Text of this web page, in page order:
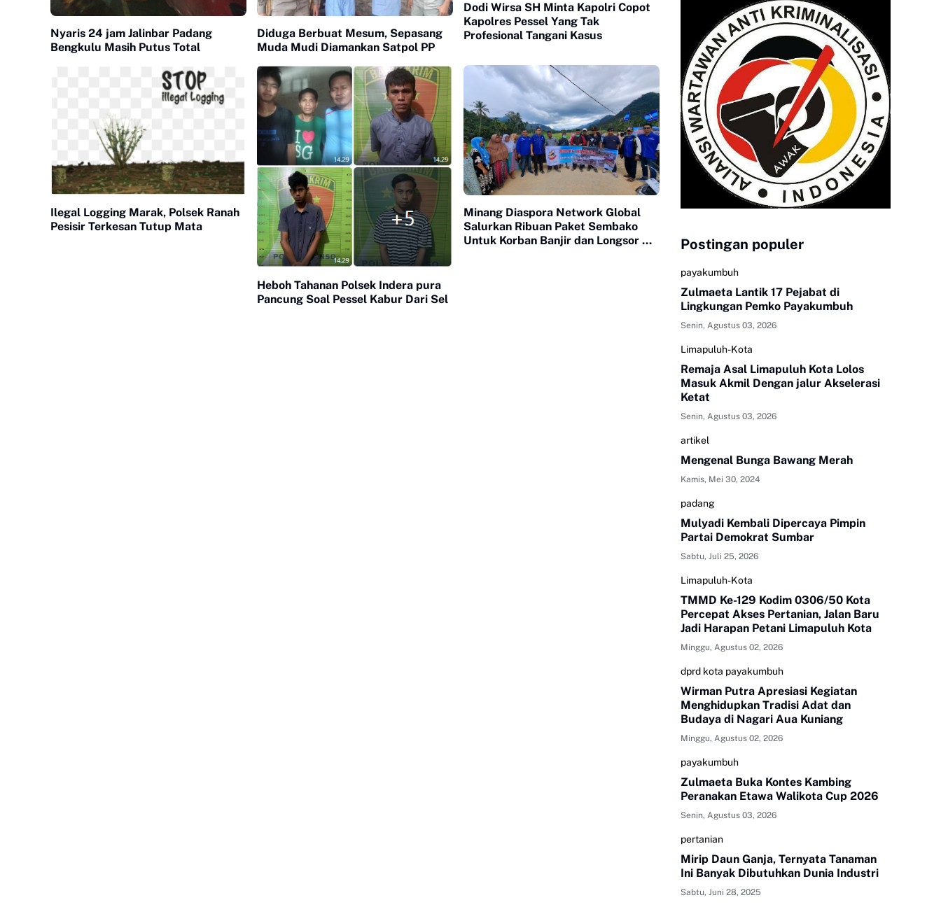
Nyaris 24 jam Jalinbar Padang
Bengkulu Masih Putus Total
Diduga Berbuat Mesum, Sepasang
Muda Mudi Diamankan Satpol PP
Dodi Wirsa SH Minta Kapolri Copot
Kapolres Pessel Yang Tak
Profesional Tangani Kasus
Ilegal Logging Marak, Polsek Ranah
Pesisir Terkesan Tutup Mata
Heboh Tahanan Polsek Indera pura
Pancung Soal Pessel Kabur Dari Sel
Minang Diaspora Network Global
Salurkan Ribuan Paket Sembako
Untuk Korban Banjir dan Longsor Di
Postingan populer
payakumbuh
Zulmaeta Lantik 17 Pejabat di
Lingkungan Pemko Payakumbuh
Senin, Agustus 03, 2026
Limapuluh-Kota
Remaja Asal Limapuluh Kota Lolos
Masuk Akmil Dengan jalur Akselerasi
Ketat
Senin, Agustus 03, 2026
artikel
Mengenal Bunga Bawang Merah
Kamis, Mei 30, 2024
padang
Mulyadi Kembali Dipercaya Pimpin
Partai Demokrat Sumbar
Sabtu, Juli 25, 2026
Limapuluh-Kota
TMMD Ke-129 Kodim 0306/50 Kota
Percepat Akses Pertanian, Jalan Baru
Jadi Harapan Petani Limapuluh Kota
Minggu, Agustus 02, 2026
dprd kota payakumbuh
Wirman Putra Apresiasi Kegiatan
Menghidupkan Tradisi Adat dan
Budaya di Nagari Aua Kuniang
Minggu, Agustus 02, 2026
payakumbuh
Zulmaeta Buka Kontes Kambing
Peranakan Etawa Walikota Cup 2026
Senin, Agustus 03, 2026
pertanian
Mirip Daun Ganja, Ternyata Tanaman
Ini Banyak Dibutuhkan Dunia Industri
Sabtu, Juni 28, 2025